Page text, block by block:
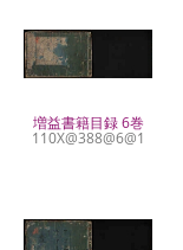
増益書籍目録 6巻
110X@388@6@1